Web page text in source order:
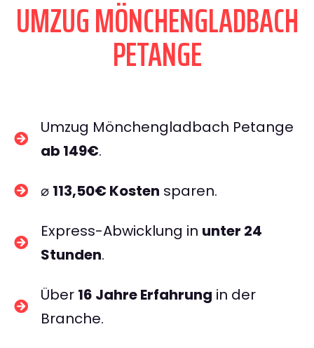
UMZUG MÖNCHENGLADBACH
PETANGE
Umzug Mönchengladbach Petange
ab 149€.
⌀ 113,50€ Kosten sparen.
Express-Abwicklung in unter 24
Stunden.
Über 16 Jahre Erfahrung in der
Branche.